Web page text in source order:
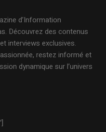
d’Information
Découvrez des contenus
interviews exclusives.
restez informé et
dynamique sur l’univers